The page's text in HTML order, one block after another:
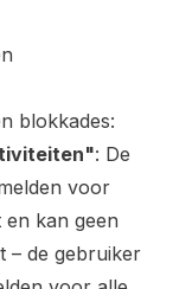
blokkades:
: De
voor
en kan geen
– de gebruiker